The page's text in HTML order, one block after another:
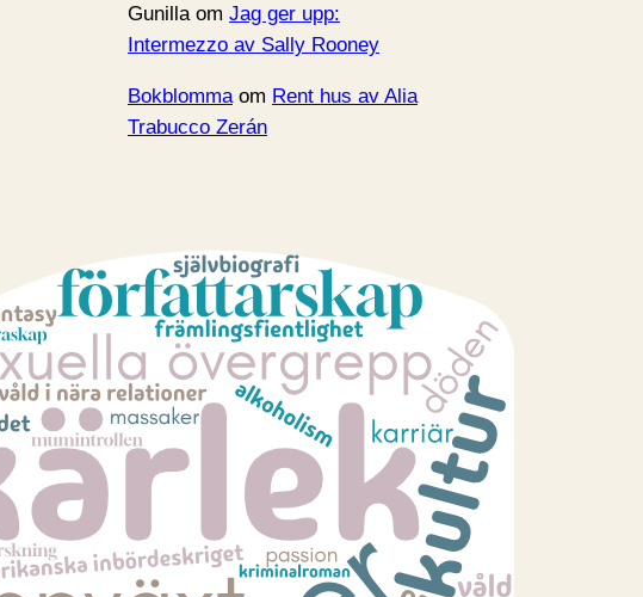
Gunillaom Jag ger upp:
Intermezzo av Sally Rooney
Bokblomma om Rent hus av Alia
Trabucco Zerán